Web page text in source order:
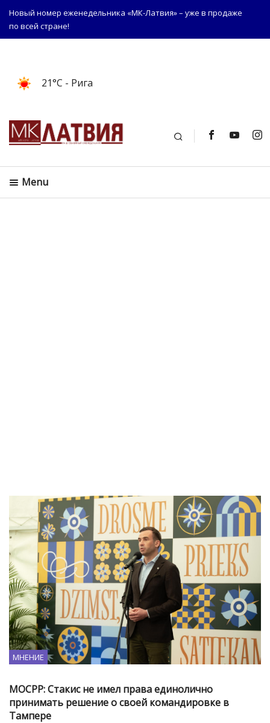
Новый номер еженедельника «МК-Латвия» – уже в продаже
по всей стране!
21°C - Рига
Поиск
Menu
МНЕНИЕ
МОСРР: Стакис не имел права единолично
принимать решение о своей командировке в
Тампере